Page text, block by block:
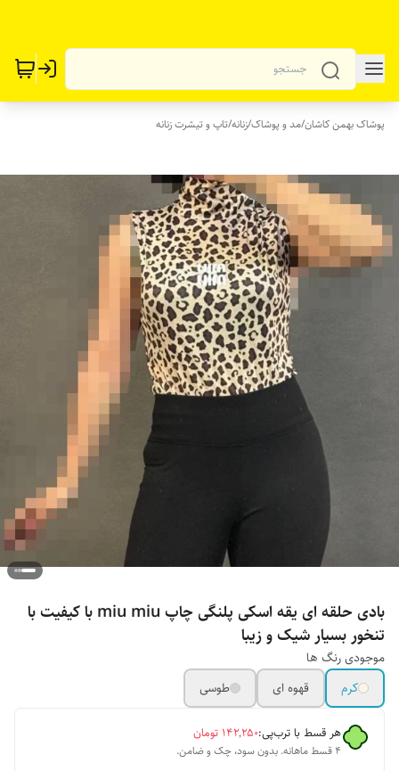
پوشاک بهمن کاشان/مد و پوشاک/زنانه/تاپ و تیشرت زنانه
بادی حلقه ای یقه اسکی پلنگی چاپ miu miu با کیفیت با
تنخور بسیار شیک و زیبا
موجودی رنگ ها
کرم
قهوه ای طوسی
هر قسط با ترب‌پی:۱۴۲٬۲۵۰ تومان
۴ قسط ماهانه. بدون سود، چک و ضامن.